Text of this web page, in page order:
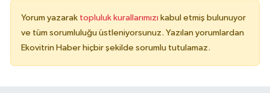
Yorum yazarak topluluk kurallarımızı kabul etmiş bulunuyor
ve tüm sorumluluğu üstleniyorsunuz. Yazılan yorumlardan
Ekovitrin Haber hiçbir şekilde sorumlu tutulamaz.